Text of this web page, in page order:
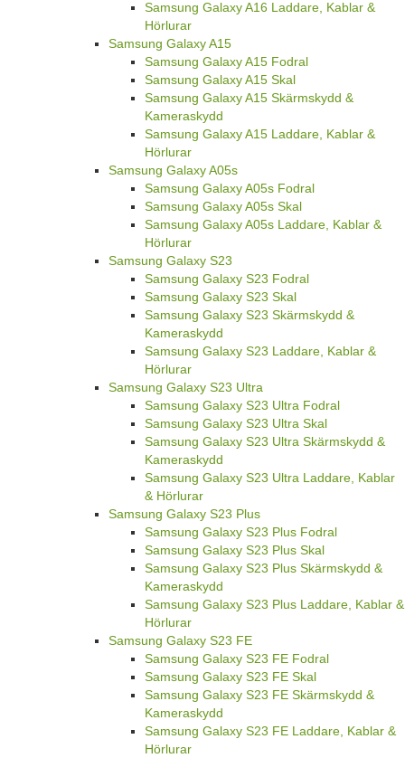
Samsung Galaxy A16 Laddare, Kablar &
Hörlurar
Samsung Galaxy A15
Samsung Galaxy A15 Fodral
Samsung Galaxy A15 Skal
Samsung Galaxy A15 Skärmskydd &
Kameraskydd
Samsung Galaxy A15 Laddare, Kablar &
Hörlurar
Samsung Galaxy A05s
Samsung Galaxy A05s Fodral
Samsung Galaxy A05s Skal
Samsung Galaxy A05s Laddare, Kablar &
Hörlurar
Samsung Galaxy S23
Samsung Galaxy S23 Fodral
Samsung Galaxy S23 Skal
Samsung Galaxy S23 Skärmskydd &
Kameraskydd
Samsung Galaxy S23 Laddare, Kablar &
Hörlurar
Samsung Galaxy S23 Ultra
Samsung Galaxy S23 Ultra Fodral
Samsung Galaxy S23 Ultra Skal
Samsung Galaxy S23 Ultra Skärmskydd &
Kameraskydd
Samsung Galaxy S23 Ultra Laddare, Kablar
& Hörlurar
Samsung Galaxy S23 Plus
Samsung Galaxy S23 Plus Fodral
Samsung Galaxy S23 Plus Skal
Samsung Galaxy S23 Plus Skärmskydd &
Kameraskydd
Samsung Galaxy S23 Plus Laddare, Kablar &
Hörlurar
Samsung Galaxy S23 FE
Samsung Galaxy S23 FE Fodral
Samsung Galaxy S23 FE Skal
Samsung Galaxy S23 FE Skärmskydd &
Kameraskydd
Samsung Galaxy S23 FE Laddare, Kablar &
Hörlurar